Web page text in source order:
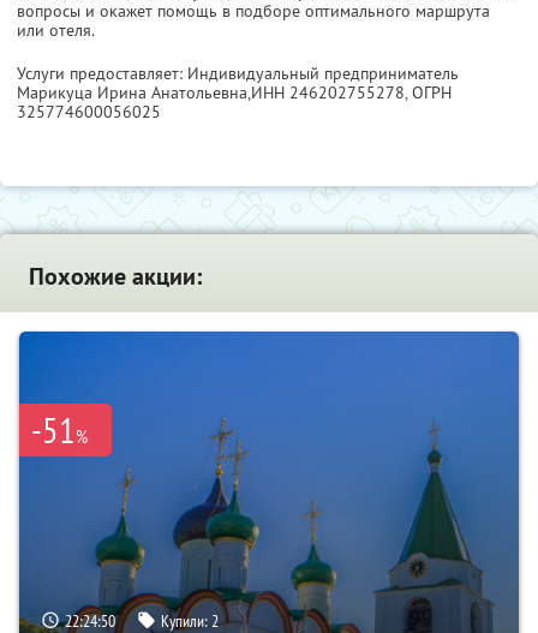
вопросы и окажет помощь в подборе оптимального маршрута
или отеля.
Услуги предоставляет: Индивидуальный предприниматель
Марикуца Ирина Анатольевна,ИНН 246202755278, ОГРН
325774600056025
Похожие акции:
-51%
22:24:49 Купили:2